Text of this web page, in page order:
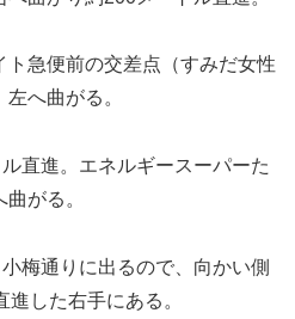
急便前の交差点（すみだ女性
へ曲がる。
直進。エネルギースーパーた
がる。
梅通りに出るので、向かい側
した右手にある。